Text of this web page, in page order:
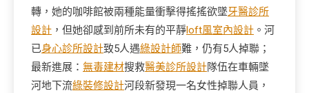
轉，她的咖啡館被兩種能量衝擊得搖搖欲墜牙醫診所
設計 ，但她卻感到前所未有的平靜loft風室內設計 。河
已身心診所設計致5人遇綠設計師難，仍有5人掉聯；
最新進展： 無毒建材搜救醫美診所設計隊伍在車輛墜
河地下流綠裝修設計河段新發現一名女性掉聯人員，